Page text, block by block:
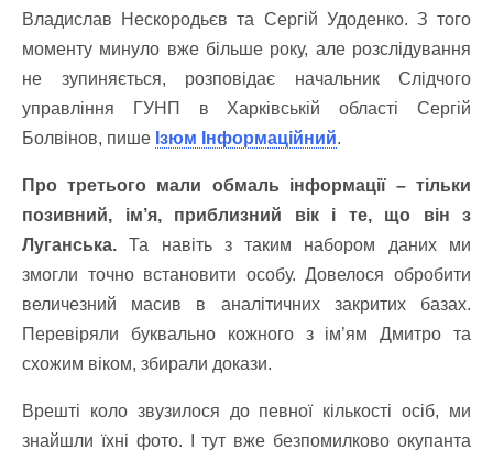
Владислав Нескородьєв та Сергій Удоденко. З того
моменту минуло вже більше року, але розслідування
не зупиняється, розповідає начальник Слідчого
управління ГУНП в Харківській області Сергій
Болвінов, пише Ізюм Інформаційний.
Про третього мали обмаль інформації – тільки
позивний, ім’я, приблизний вік і те, що він з
Луганська. Та навіть з таким набором даних ми
змогли точно встановити особу. Довелося обробити
величезний масив в аналітичних закритих базах.
Перевіряли буквально кожного з ім’ям Дмитро та
схожим віком, збирали докази.
Врешті коло звузилося до певної кількості осіб, ми
знайшли їхні фото. І тут вже безпомилково окупанта